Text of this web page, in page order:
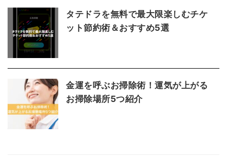
タテドラを無料で最大限楽しむチケ
ット節約術＆おすすめ5選
金運を呼ぶお掃除術！運気が上がる
お掃除場所5つ紹介